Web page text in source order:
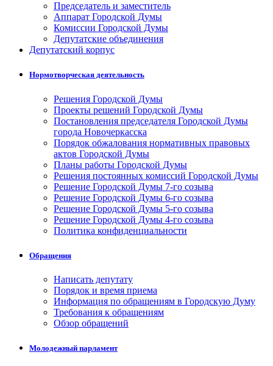
Председатель и заместитель
Аппарат Городской Думы
Комиссии Городской Думы
Депутатские объединения
Депутатский корпус
Нормотворческая деятельность
Решения Городской Думы
Проекты решений Городской Думы
Постановления председателя Городской Думы
города Новочеркасска
Порядок обжалования нормативных правовых
актов Городской Думы
Планы работы Городской Думы
Решения постоянных комиссий Городской Думы
Решение Городской Думы 7-го созыва
Решение Городской Думы 6-го созыва
Решение Городской Думы 5-го созыва
Решение Городской Думы 4-го созыва
Политика конфиденциальности
Обращения
Написать депутату
Порядок и время приема
Информация по обращениям в Городскую Думу
Требования к обращениям
Обзор обращений
Молодежный парламент